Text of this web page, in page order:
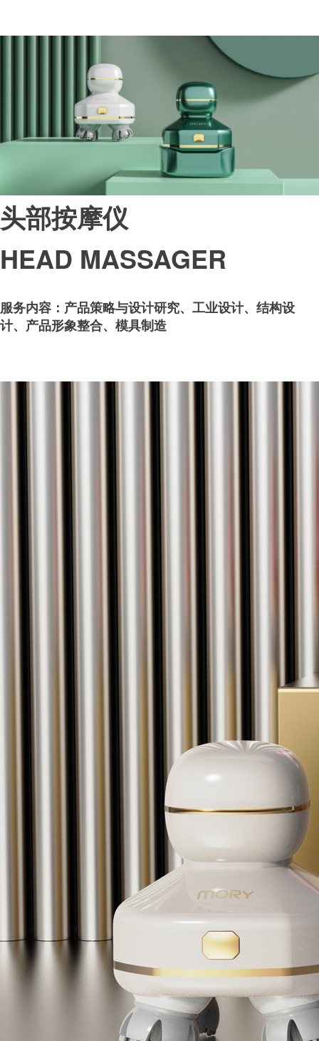
头部按摩仪
HEAD MASSAGER
服务内容： 产品策略与设计研究、工业设计、结构设
计、产品形象整合、模具制造